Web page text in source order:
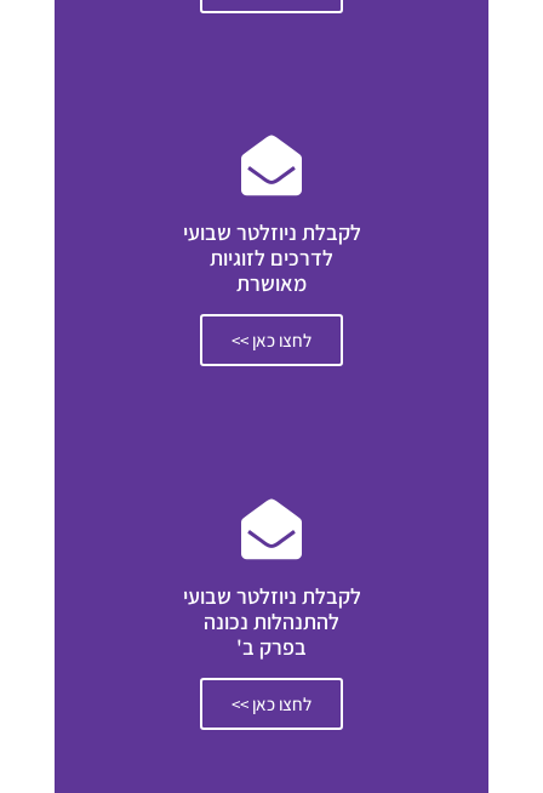
לקבלת ניוזלטר שבועי
לדרכים לזוגיות
מאושרת
לחצו כאן >>
לקבלת ניוזלטר שבועי
להתנהלות נכונה
בפרק ב'
לחצו כאן >>